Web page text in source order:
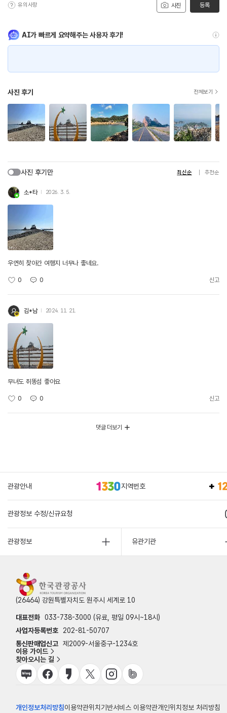
사진
유의사항 등록
AI가 빠르게 요약해주는 사용자 후기!
사진 후기 전체보기
사진 후기만 최신순 추천순
소*타 2026. 3. 5.
우연히 찾아간 여행지 너무나 좋네요.
0 0 신고
김*남 2024. 11. 21.
무녀도 쥐똥섬 좋아요
0 0 신고
댓글 더보기
관광안내 지역번호
관광정보 수정/신규요청
관광정보 유관기관
(26464) 강원특별자치도 원주시 세계로 10
대표전화 033-738-3000 (유료, 평일 09시~18시)
사업자등록번호
202-81-50707
통신판매업신고 제2009-서울중구-1234호
이용 가이드
찾아오시는 길
개인정보처리방침이용약관위치기반서비스 이용약관개인위치정보 처리방침